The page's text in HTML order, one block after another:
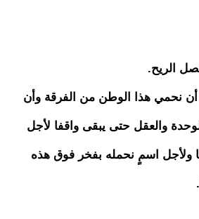
الريح.
أن نحمي هذا الوطن من الفرقة وأن
والعقل حتى يبقى واقفا لأجل
ولأجل اسمٍ نحمله بفخر فوق هذه